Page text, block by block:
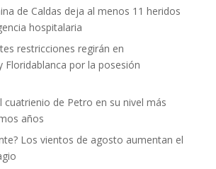
de Caldas deja al menos 11 heridos
hospitalaria
restricciones regirán en
Floridablanca por la posesión
cuatrienio de Petro en su nivel más
años
Los vientos de agosto aumentan el